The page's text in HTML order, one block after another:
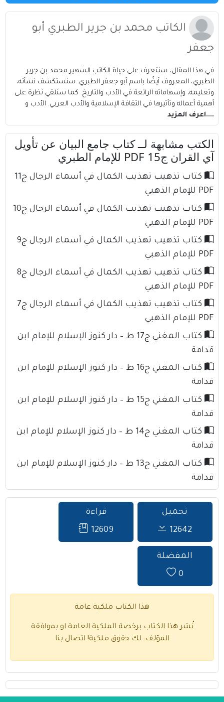
الكاتب محمد بن جرير الطبري أبو
جعفر
في هذا المقال، سنتعرف على حياة الكاتب الشهير محمد بن جرير
الطبري، المعروف أيضًا باسم أبو جعفر الطبري. سنستكشف نشأته،
وتعليمه، وإسهاماته الرائعة في الأدب والتاريخ. كما سنلقي نظرة على
أهمية أعماله وتأثيرها في الثقافة الإسلامية والأدب العربي. الأدب و
....اعرف المزيد
الكتب مشابهة لــ كتاب جامع البيان عن تأويل
آي القران ج15 PDF للإمام الطبري
كتاب تذهيب تهذيب الكمال في أسماء الرجال ج11
PDF للإمام الذهبي
كتاب تذهيب تهذيب الكمال في أسماء الرجال ج10
PDF للإمام الذهبي
كتاب تذهيب تهذيب الكمال في أسماء الرجال ج9
PDF للإمام الذهبي
كتاب تذهيب تهذيب الكمال في أسماء الرجال ج8
PDF للإمام الذهبي
كتاب تذهيب تهذيب الكمال في أسماء الرجال ج7
PDF للإمام الذهبي
كتاب المغني ج17 ط – دار كنوز الإسلام للإمام ابن
قدامة
كتاب المغني ج16 ط – دار كنوز الإسلام للإمام ابن
قدامة
كتاب المغني ج15 ط – دار كنوز الإسلام للإمام ابن
قدامة
كتاب المغني ج14 ط – دار كنوز الإسلام للإمام ابن
قدامة
كتاب المغني ج13 ط – دار كنوز الإسلام للإمام ابن
قدامة
تحميل
12642
قراءة
12609
المفضلة
0
هذا الكتاب ملكية عامة
نُشر هذا الكتاب برخصة الملكية العامة او بموافقة
المؤلف- لك حقوق ملكية! اتصال بنا